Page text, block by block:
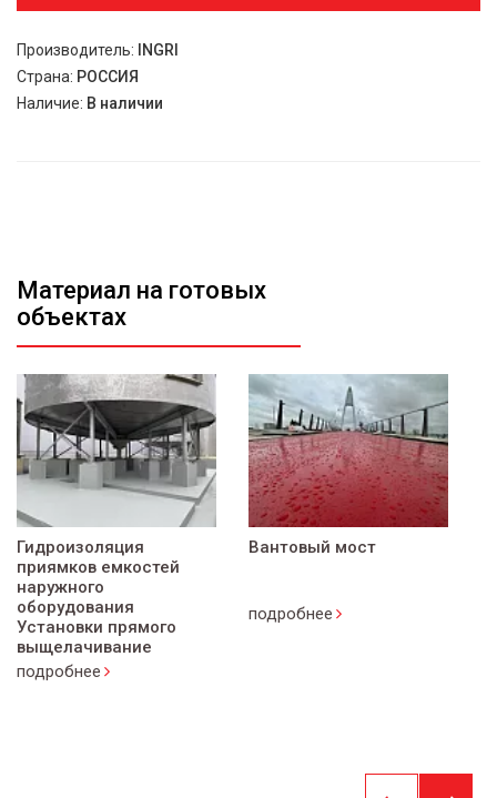
Производитель:
INGRI
Страна: РОССИЯ
Наличие: В наличии
Материал на готовых
объектах
Гидроизоляция
приямков емкостей
наружного
оборудования
Установки прямого
выщелачивание
подробнее
Вантовый мост
подробнее